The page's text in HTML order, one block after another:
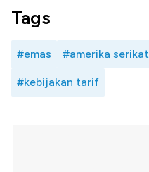
Tags
#emas #amerika serikat
#kebijakan tarif